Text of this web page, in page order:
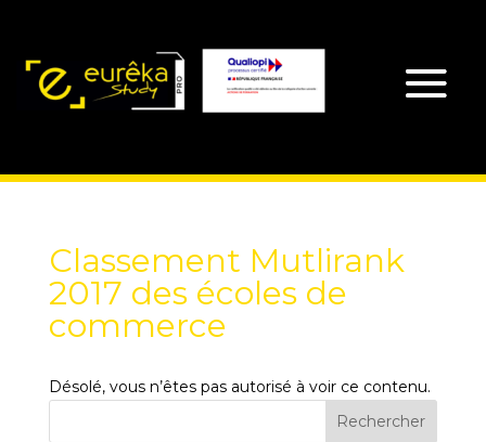
Classement Mutlirank
2017 des écoles de
commerce
Désolé, vous n’êtes pas autorisé à voir ce contenu.